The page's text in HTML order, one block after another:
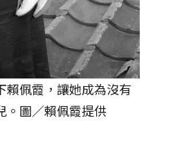
賴佩霞，讓她成為沒有
。圖／賴佩霞提供